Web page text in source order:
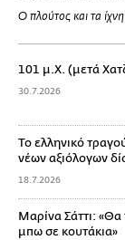
Ο πλούτος και τα
101 μ.Χ. (μετά
30.7.2026
Το ελληνικό
νέων αξιόλογων
18.7.2026
Μαρίνα Σάττι:
μπω σε κουτάκια»